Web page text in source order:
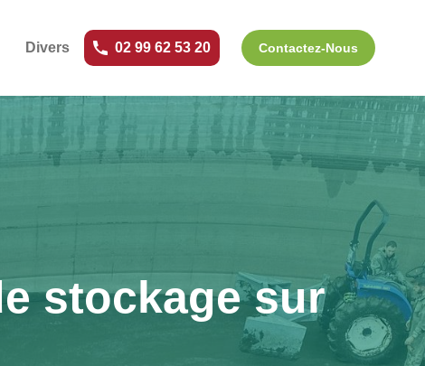
Divers 02 99 62 53 20 Contactez-Nous
stockage sur